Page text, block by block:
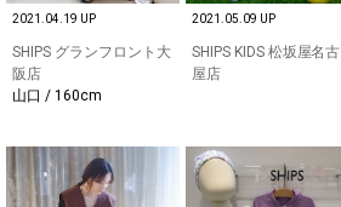
2021.04.19 UP
SHIPS グランフロント大
阪店
山口 / 160cm
2021.05.09 UP
SHIPS KIDS 松坂屋名古
屋店